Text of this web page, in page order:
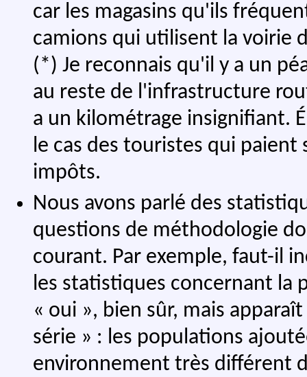
car les magasins qu'ils
camions qui utilisent la voirie
(*) Je reconnais qu'il y a un
au reste de l'infrastructure
a un kilométrage insignifiant.
le cas des touristes qui paient
impôts.
Nous avons parlé des
questions de méthodologie
courant. Par exemple, faut-il
les statistiques concernant la
« oui », bien sûr, mais
série » : les populations
environnement très différent